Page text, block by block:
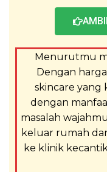
Menurutmu
Dengan
skincare yang
dengan
masalah
keluar rumah
ke klinik